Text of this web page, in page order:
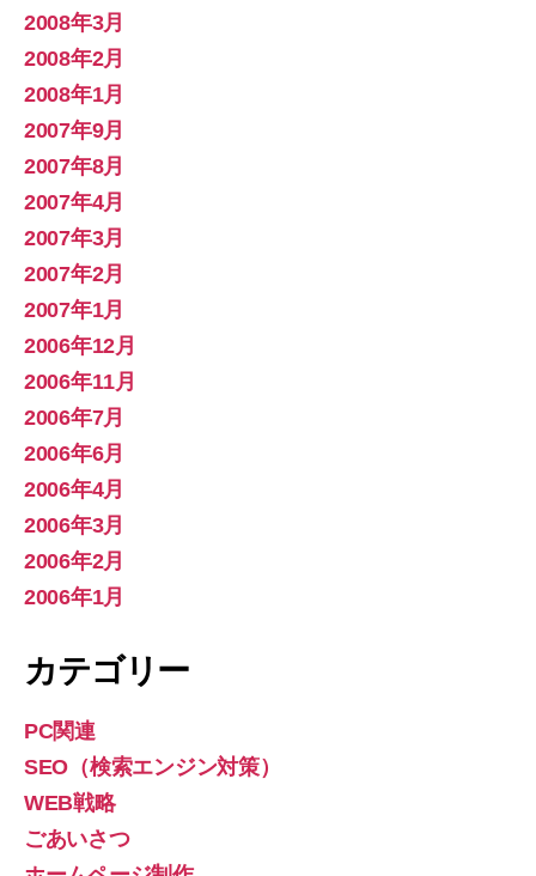
2008年3月
2008年2月
2008年1月
2007年9月
2007年8月
2007年4月
2007年3月
2007年2月
2007年1月
2006年12月
2006年11月
2006年7月
2006年6月
2006年4月
2006年3月
2006年2月
2006年1月
カテゴリー
PC関連
SEO（検索エンジン対策）
WEB戦略
ごあいさつ